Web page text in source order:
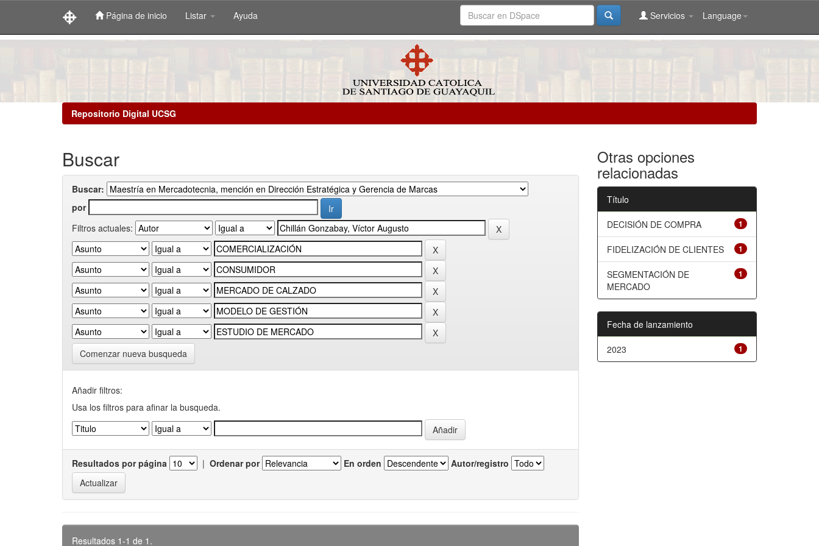
Página de inicio Listar Ayuda Language
Servicios
Repositorio Digital UCSG
Buscar
Buscar:
por
Filtros actuales:
Comenzar nueva busqueda
Añadir filtros:
Usa los filtros para afinar la busqueda.
Resultados por página | Ordenar por En orden Autor/registro
Resultados 1-1 de 1.
Otras opciones
relacionadas
Título
1
DECISIÓN DE COMPRA
1
FIDELIZACIÓN DE CLIENTES
1
SEGMENTACIÓN DE
MERCADO
Fecha de lanzamiento
1
2023